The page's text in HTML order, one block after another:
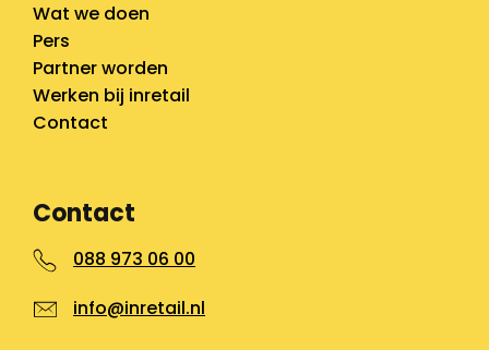
Wat we doen
Pers
Partner worden
Werken bij inretail
Contact
Contact
088 973 06 00
info@inretail.nl